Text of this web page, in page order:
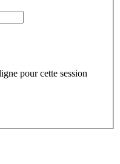
pour cette session